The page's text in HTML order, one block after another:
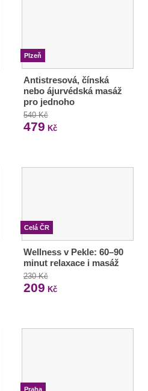
Plzeň
Antistresová, čínská
nebo ájurvédská masáž
pro jednoho
540 Kč
479 Kč
Celá ČR
Wellness v Pekle: 60–90
minut relaxace i masáž
230 Kč
209 Kč
Praha